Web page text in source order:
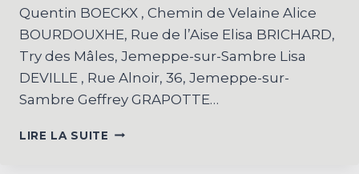
Quentin BOECKX , Chemin de Velaine Alice
BOURDOUXHE, Rue de l’Aise Elisa BRICHARD,
Try des Mâles, Jemeppe-sur-Sambre Lisa
DEVILLE , Rue Alnoir, 36, Jemeppe-sur-
Sambre Geffrey GRAPOTTE…
LIRE LA SUITE PREMIÈRES